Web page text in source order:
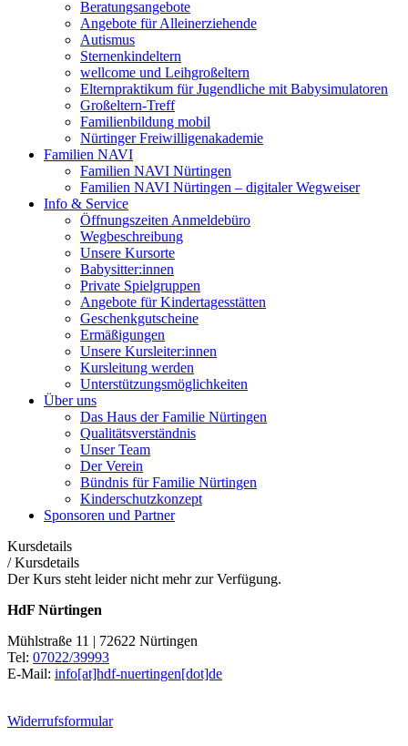
Beratungsangebote
Angebote für Alleinerziehende
Autismus
Sternenkindeltern
wellcome und Leihgroßeltern
Elternpraktikum für Jugendliche mit Babysimulatoren
Großeltern-Treff
Familienbildung mobil
Nürtinger Freiwilligenakademie
Familien NAVI
Familien NAVI Nürtingen
Familien NAVI Nürtingen – digitaler Wegweiser
Info & Service
Öffnungszeiten Anmeldebüro
Wegbeschreibung
Unsere Kursorte
Babysitter:innen
Private Spielgruppen
Angebote für Kindertagesstätten
Geschenkgutscheine
Ermäßigungen
Unsere Kursleiter:innen
Kursleitung werden
Unterstützungsmöglichkeiten
Über uns
Das Haus der Familie Nürtingen
Qualitätsverständnis
Unser Team
Der Verein
Bündnis für Familie Nürtingen
Kinderschutzkonzept
Sponsoren und Partner
Kursdetails
/Kursdetails
Der Kurs steht leider nicht mehr zur Verfügung.
HdF Nürtingen
Mühlstraße 11 | 72622 Nürtingen
Tel: 07022/39993
E-Mail: info[at]hdf-nuertingen[dot]de
Widerrufsformular